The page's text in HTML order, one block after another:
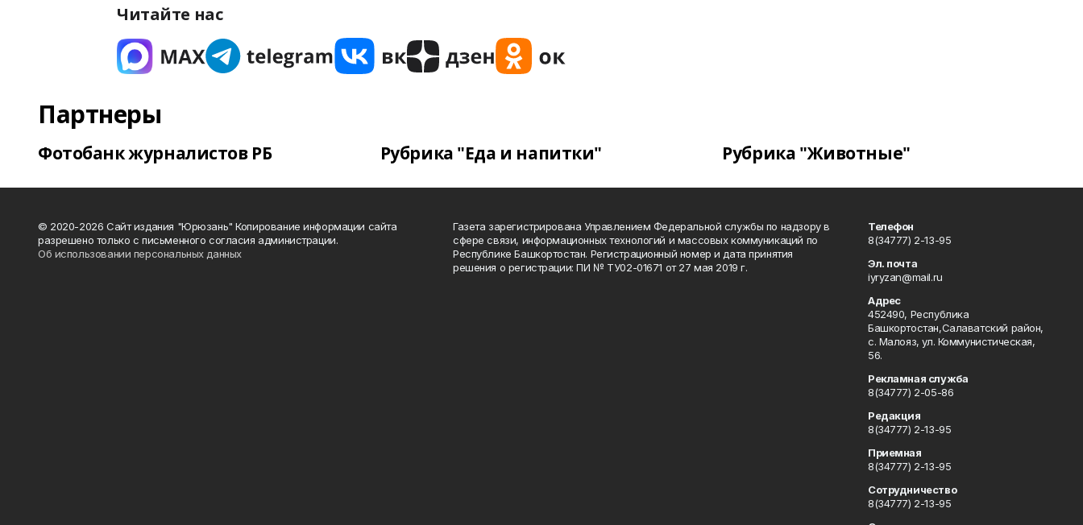
Читайте нас
Партнеры
Фотобанк журналистов РБ Рубрика "Еда и напитки" Рубрика "Животные"
© 2020-2026 Сайт издания "Юрюзань" Копирование информации сайта
разрешено только с письменного согласия администрации.
Об использовании персональных данных
Газета зарегистрирована Управлением Федеральной службы по надзору в
сфере связи, информационных технологий и массовых коммуникаций по
Республике Башкортостан. Регистрационный номер и дата принятия
решения о регистрации: ПИ № ТУ02-01671 от 27 мая 2019 г.
Телефон
8(34777) 2-13-95
Эл. почта
iyryzan@mail.ru
Адрес
452490, Республика
Башкортостан,Салаватский район,
с. Малояз, ул. Коммунистическая,
56.
Рекламная служба
8(34777) 2-05-86
Редакция
8(34777) 2-13-95
Приемная
8(34777) 2-13-95
Сотрудничество
8(34777) 2-13-95